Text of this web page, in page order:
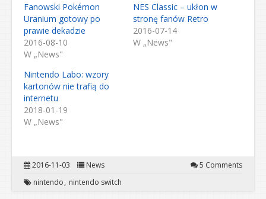
Fanowski Pokémon
Uranium gotowy po
prawie dekadzie
2016-08-10
W „News"
NES Classic – ukłon w
stronę fanów Retro
2016-07-14
W „News"
Nintendo Labo: wzory
kartonów nie trafią do
internetu
2018-01-19
W „News"
2016-11-03 News
5 Comments
nintendo
nintendo switch